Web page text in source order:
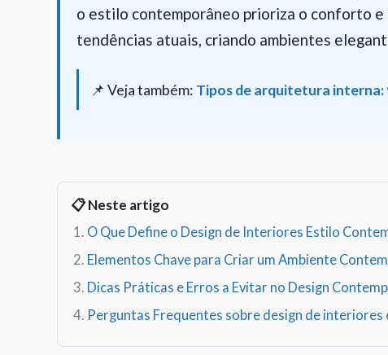
o estilo contemporâneo prioriza o conforto
tendências atuais, criando ambientes
📌 Veja também: Tipos de arquitetura
📋 Neste artigo
O Que Define o Design de Interiores Estilo
Elementos Chave para Criar um Ambiente
Dicas Práticas e Erros a Evitar no Design
Perguntas Frequentes sobre design de